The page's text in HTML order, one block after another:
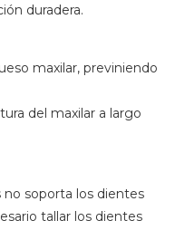
duradera.
maxilar, previniendo
del maxilar a largo
soporta los dientes
tallar los dientes